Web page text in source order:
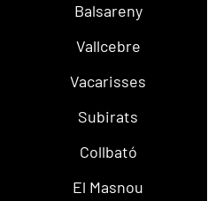
Balsareny
Vallcebre
Vacarisses
Subirats
Collbató
El Masnou